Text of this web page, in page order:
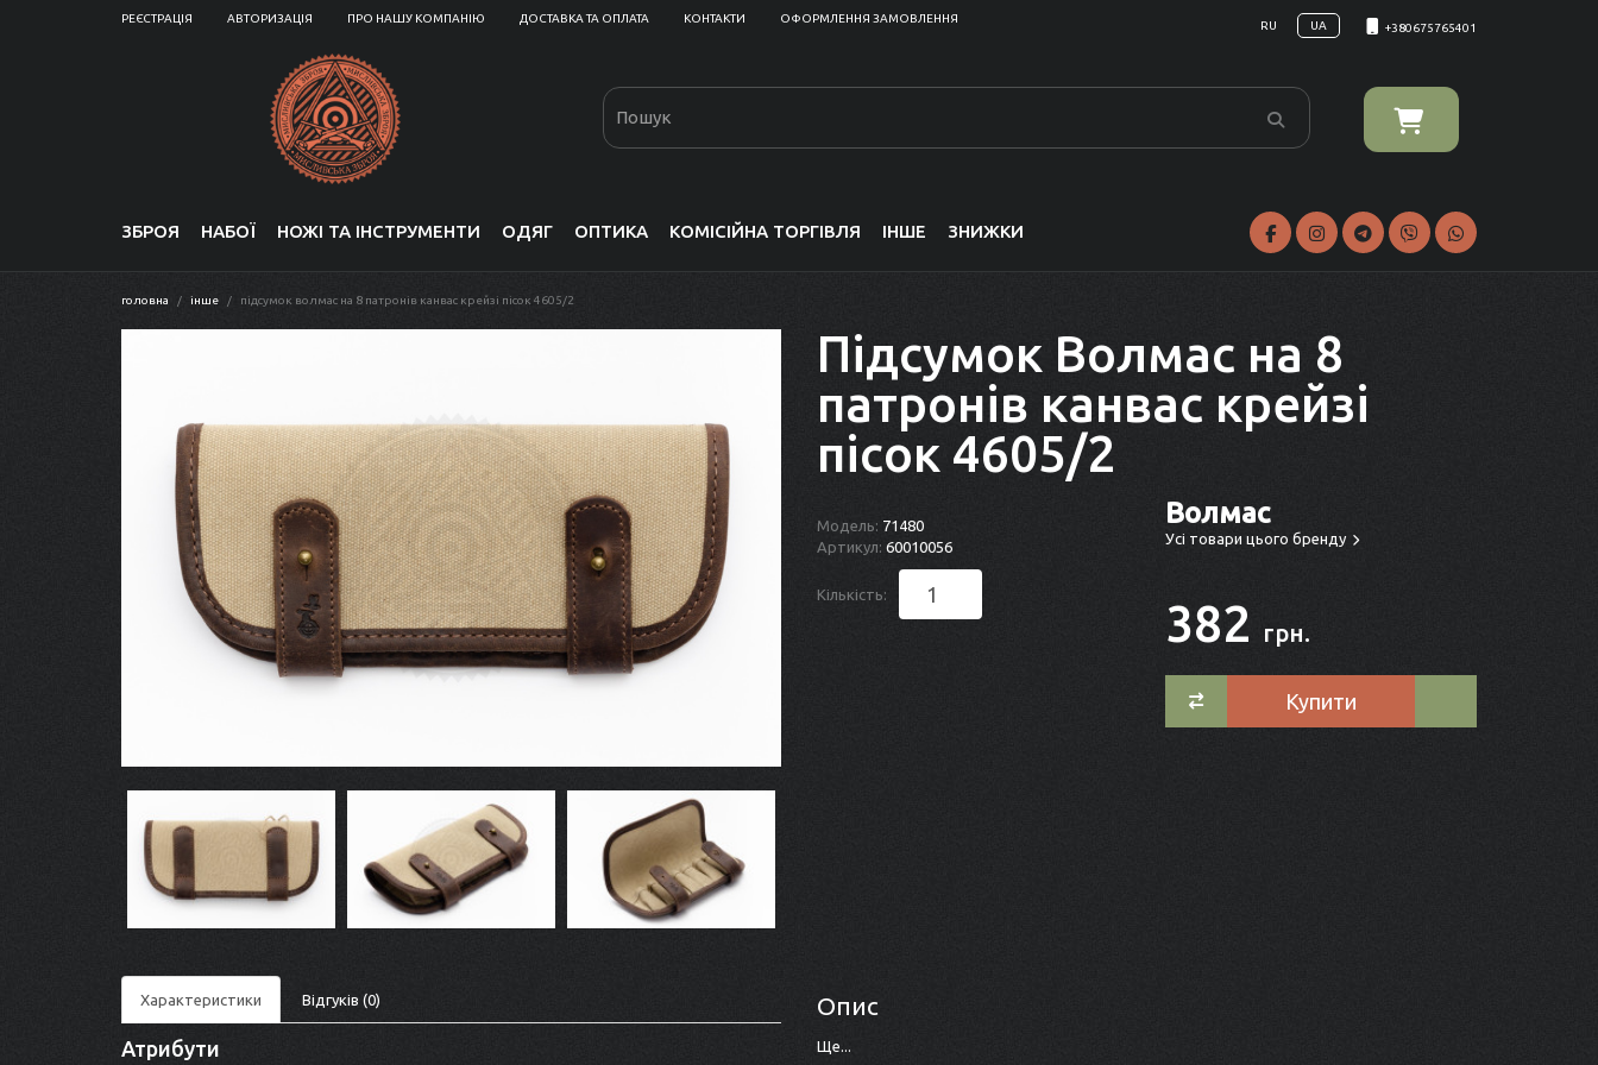
РЕЄСТРАЦІЯ АВТОРИЗАЦІЯ ПРО НАШУ КОМПАНІЮ ДОСТАВКА ТА ОПЛАТА КОНТАКТИ ОФОРМЛЕННЯ ЗАМОВЛЕННЯ
RU UA +380675765401
ЗБРОЯ НАБОЇ НОЖІ ТА ІНСТРУМЕНТИ ОДЯГ ОПТИКА КОМІСІЙНА ТОРГІВЛЯ ІНШЕ ЗНИЖКИ
головна інше підсумок волмас на 8 патронів канвас крейзі пісок 4605/2
Підсумок Волмас на 8
патронів канвас крейзі
пісок 4605/2
Модель: 71480
Артикул: 60010056
Кількість:
Волмас
Усі товари цього бренду
382 грн.
Купити
Характеристики Відгуків (0)
Атрибути
Опис
Ще...